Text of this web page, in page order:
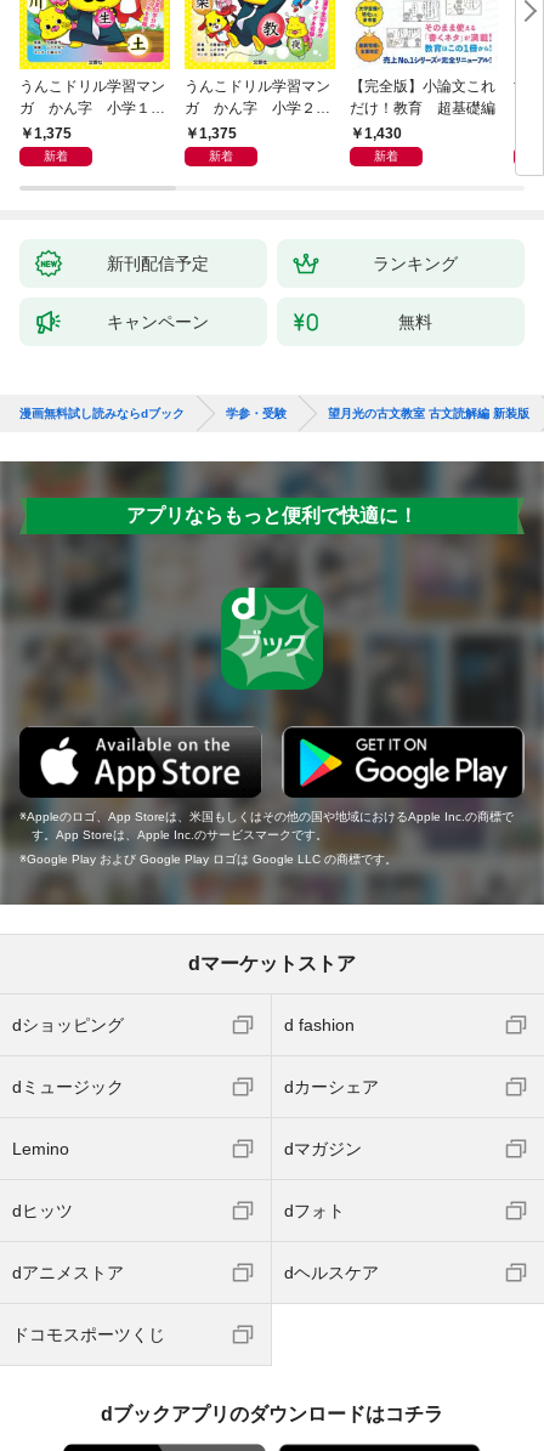
うんこドリル学習マン
ガ かん字 小学１年
生 こくご
1,375
新着
うんこドリル学習マン
ガ かん字 小学２年
生 こくご
1,375
新着
【完全版】小論文これ
だけ！教育 超基礎編
1,430
新着
世
新刊配信予定 ランキング
キャンペーン 無料
漫画無料試し読みならdブック 学参・受験 望月光の古文教室 古文読解編 新装版
アプリならもっと便利で快適に！
Appleのロゴ、App Storeは、米国もしくはその他の国や地域におけるApple Inc.の商標で
す。App Storeは、Apple Inc.のサービスマークです。
Google Play および Google Play ロゴは Google LLC の商標です。
dマーケットストア
dショッピング d fashion
dミュージック dカーシェア
Lemino dマガジン
dヒッツ dフォト
dアニメストア dヘルスケア
ドコモスポーツくじ
dブックアプリのダウンロードはコチラ